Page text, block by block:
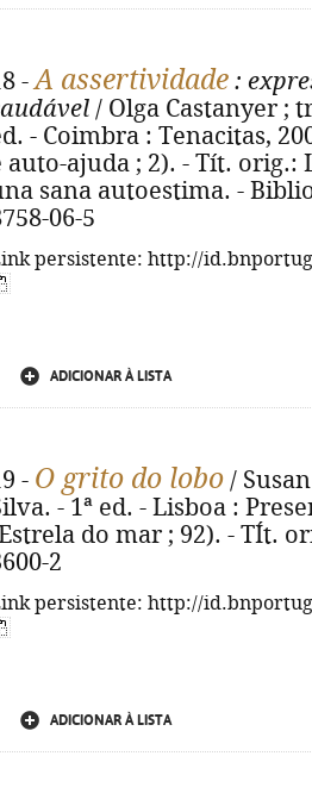
-A assertividade :
/ Olga Castanyer ;
- Coimbra : Tenacitas,
auto-ajuda ; 2). - Tít.
sana autoestima. -
06-5
persistente: http://
ADICIONAR À LISTA
- O grito do lobo /
- 1ª ed. - Lisboa :
do mar ; 92). - TÍt.
2
persistente: http://
ADICIONAR À LISTA